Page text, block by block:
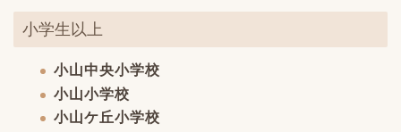
小学生以上
小山中央小学校
小山小学校
小山ケ丘小学校